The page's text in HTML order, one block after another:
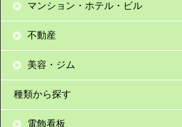
マンション・ホテル・ビル
不動産
美容・ジム
種類から探す
電飾看板